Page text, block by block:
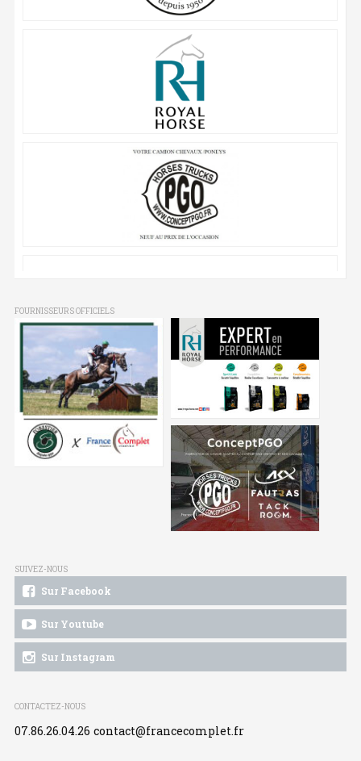
FOURNISSEURS OFFICIELS
SUIVEZ-NOUS
Sur Facebook
Sur Youtube
Sur Instagram
CONTACTEZ-NOUS
07.86.26.04.26 contact@francecomplet.fr